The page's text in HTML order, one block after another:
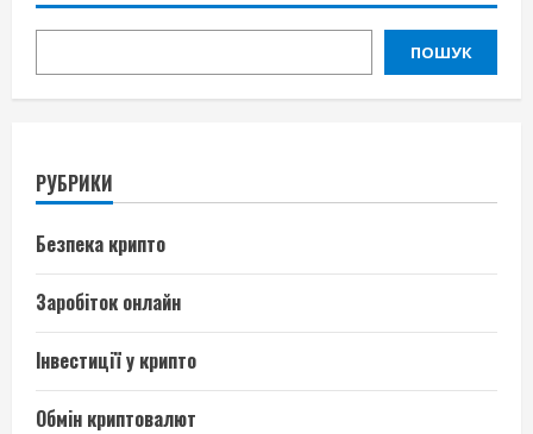
ПОШУК
РУБРИКИ
Безпека крипто
Заробіток онлайн
Інвестиції у крипто
Обмін криптовалют